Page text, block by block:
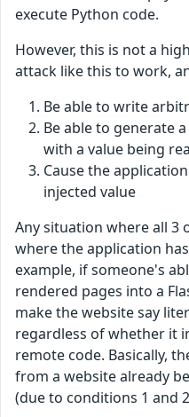
execute Python code.
However, this is not a
attack like this to work,
Be able to write
Be able to generate
with a value being
Cause the
injected value
Any situation where all 3
where the application
example, if someone's
rendered pages into a
make the website say
regardless of whether it
remote code. Basically,
from a website already
(due to conditions 1 and